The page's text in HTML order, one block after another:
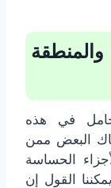
في هذه
البعض ممن
الحساسة
القول إن